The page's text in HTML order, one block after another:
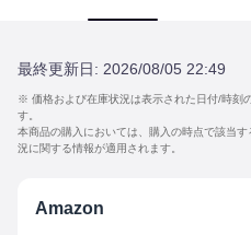
最終更新日: 2026/08/05 22:49
※ 価格および在庫状況は表示された日付/時刻
す。
本商品の購入においては、購入の時点で該当
況に関する情報が適用されます。
Amazon